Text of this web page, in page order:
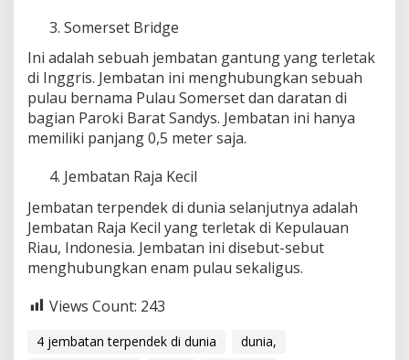
Somerset Bridge
Ini adalah sebuah jembatan gantung yang terletak
di Inggris. Jembatan ini menghubungkan sebuah
pulau bernama Pulau Somerset dan daratan di
bagian Paroki Barat Sandys. Jembatan ini hanya
memiliki panjang 0,5 meter saja.
Jembatan Raja Kecil
Jembatan terpendek di dunia selanjutnya adalah
Jembatan Raja Kecil yang terletak di Kepulauan
Riau, Indonesia. Jembatan ini disebut-sebut
menghubungkan enam pulau sekaligus.
Views Count: 243
4 jembatan terpendek di dunia
dunia,